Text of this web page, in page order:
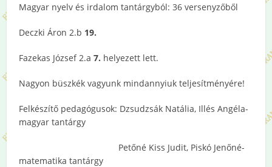
Magyar nyelv és irdalom tantárgyból: 36 versenyzőből
Deczki Áron 2.b 19.
Fazekas József 2.a7. helyezett lett.
Nagyon büszkék vagyunk mindannyiuk teljesítményére!
Felkészítő pedagógusok: Dzsudzsák Natália, Illés Angéla-
magyar tantárgy
Petőné Kiss Judit, Piskó Jenőné-
matematika tantárgy